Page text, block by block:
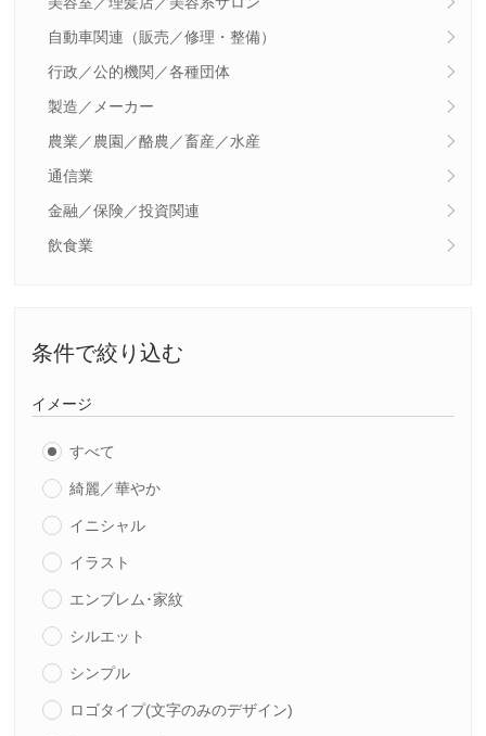
自動車関連（販売／修理・整備）
行政／公的機関／各種団体
製造／メーカー
農業／農園／酪農／畜産／水産
通信業
金融／保険／投資関連
飲食業
条件で絞り込む
イメージ
すべて
綺麗／華やか
イニシャル
イラスト
エンブレム･家紋
シルエット
シンプル
ロゴタイプ(文字のみのデザイン)